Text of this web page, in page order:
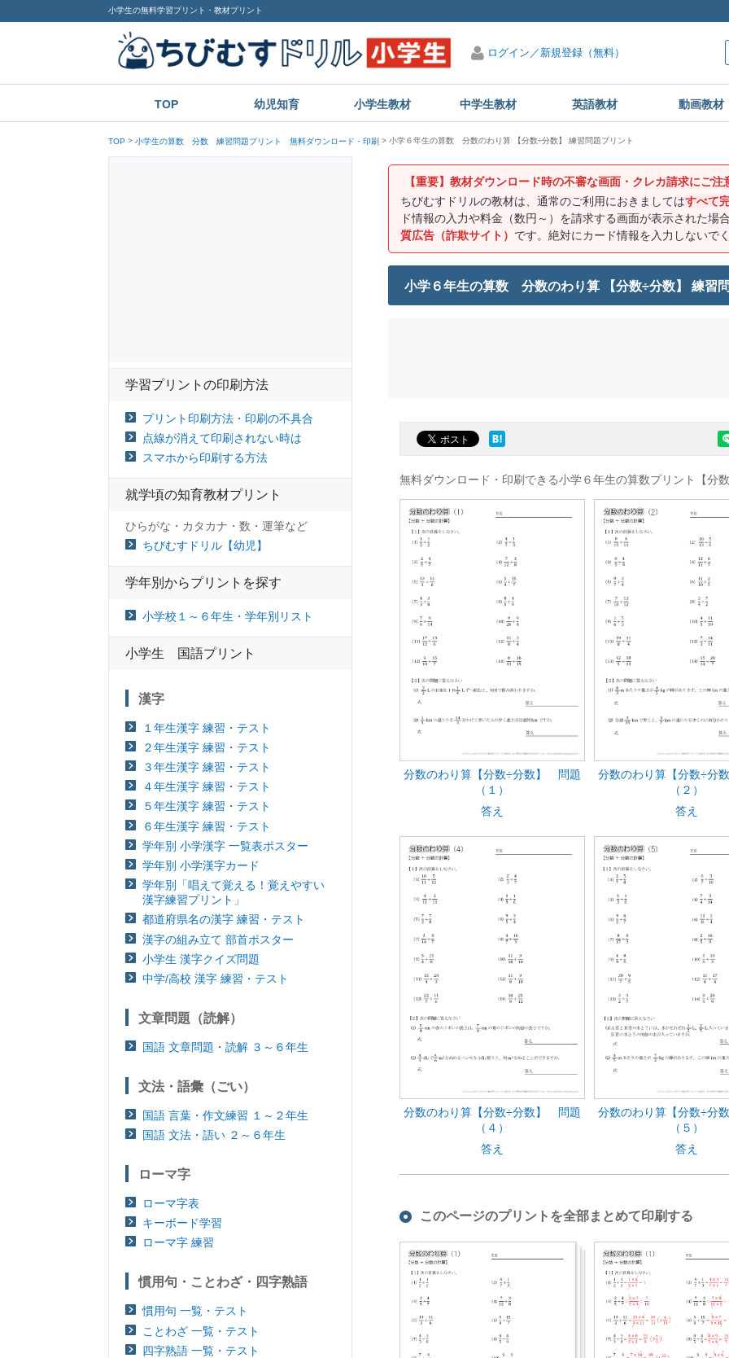
小学生の無料学習プリント・教材プリント
ログイン／新規登録（無料）
TOP 幼児知育 小学生教材 中学生教材 英語教材 動画教材
TOP 小学生の算数 分数 練習問題プリント 無料ダウンロード・印刷 小学６年生の算数 分数のわり算 【分数÷分数】 練習問題プリント
【重要】教材ダウンロード時の不審な画面・クレカ請求にご注
ちびむすドリルの教材は、通常のご利用におきましてはすべて
ド情報の入力や料金（数円～）を請求する画面が表示された場
質広告（詐欺サイト） です。絶対にカード情報を入力しないでく
小学６年生の算数 分数のわり算 【分数÷分数】 練習
無料ダウンロード・印刷できる小学６年生の算数プリント【分
分数のわり算【分数÷分数】 問題
（１）
答え
分数のわり算【分数÷分
（２）
答え
分数のわり算【分数÷分数】 問題
（４）
答え
分数のわり算【分数÷分
（５）
答え
このページのプリントを全部まとめて印刷する
学習プリントの印刷方法
プリント印刷方法・印刷の不具合
点線が消えて印刷されない時は
スマホから印刷する方法
就学頃の知育教材プリント
ひらがな・カタカナ・数・運筆など
ちびむすドリル【幼児】
学年別からプリントを探す
小学校１～６年生・学年別リスト
小学生 国語プリント
漢字
１年生漢字 練習・テスト
２年生漢字 練習・テスト
３年生漢字 練習・テスト
４年生漢字 練習・テスト
５年生漢字 練習・テスト
６年生漢字 練習・テスト
学年別 小学漢字 一覧表ポスター
学年別 小学漢字カード
学年別「唱えて覚える！覚えやすい
漢字練習プリント」
都道府県名の漢字 練習・テスト
漢字の組み立て 部首ポスター
小学生 漢字クイズ問題
中学/高校 漢字 練習・テスト
文章問題（読解）
国語 文章問題・読解 ３～６年生
文法・語彙（ごい）
国語 言葉・作文練習 １～２年生
国語 文法・語い ２～６年生
ローマ字
ローマ字表
キーボード学習
ローマ字 練習
慣用句・ことわざ・四字熟語
慣用句 一覧・テスト
ことわざ 一覧・テスト
四字熟語 一覧・テスト